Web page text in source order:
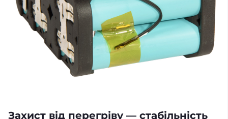
Захист від перегріву — стабільність